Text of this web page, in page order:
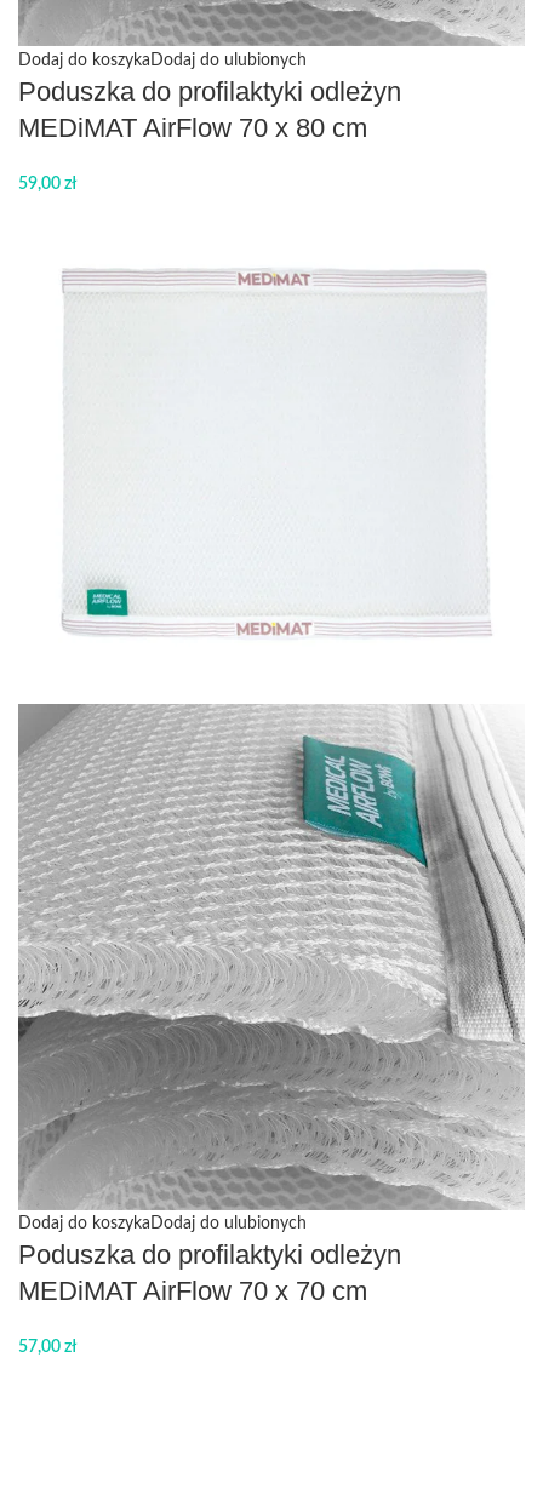
Dodaj do koszyka Dodaj do ulubionych
Poduszka do profilaktyki odleżyn
MEDiMAT AirFlow 70 x 80 cm
59,00 zł
Dodaj do koszyka Dodaj do ulubionych
Poduszka do profilaktyki odleżyn
MEDiMAT AirFlow 70 x 70 cm
57,00 zł